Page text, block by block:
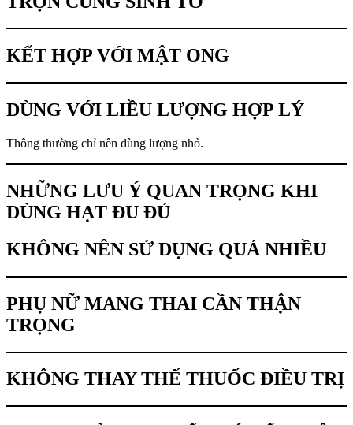
KẾT HỢP VỚI MẬT ONG
DÙNG VỚI LIỀU LƯỢNG HỢP LÝ
Thông thường chỉ nên dùng lượng nhỏ.
NHỮNG LƯU Ý QUAN TRỌNG KHI
DÙNG HẠT ĐU ĐỦ
KHÔNG NÊN SỬ DỤNG QUÁ NHIỀU
PHỤ NỮ MANG THAI CẦN THẬN
TRỌNG
KHÔNG THAY THẾ THUỐC ĐIỀU TRỊ